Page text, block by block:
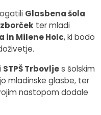
Glasbena šola
zborček ter mladi
in Milene Holc, ki bodo
STPŠ Trbovljes šolskim
mladinske glasbe, ter
nastopom dodale